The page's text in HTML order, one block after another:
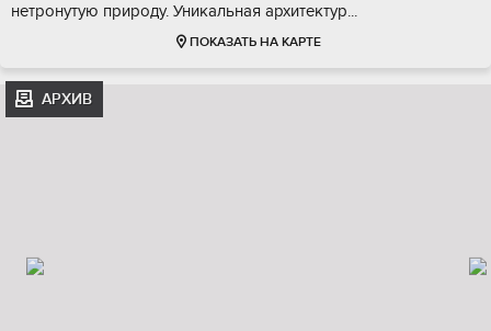
нeтpонутую пpиpоду. Уникальная архитектуp...
ПОКАЗАТЬ НА КАРТЕ
АРХИВ